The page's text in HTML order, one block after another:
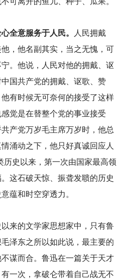
全意服务于人民。
人民拥戴
，他名副其实，当之无愧，可
。他说，人民对他的拥戴、讴
国共产党的拥戴、讴歌、赞
有时候无可奈何的接受了这样
觉是在替整个党的事业接受
产党万岁毛主席万岁时，他总
涌动之下，他只好真诚回应人
历史以来，第一次由国家最高领
这石破天惊、振聋发聩的历史
蕴和时空穿透力。
来的文学家思想家中，只有鲁
泽东之所以如此说，最主要的
谋而合。鲁迅在一篇关于天才
一次，拿破仑带着自己战无不